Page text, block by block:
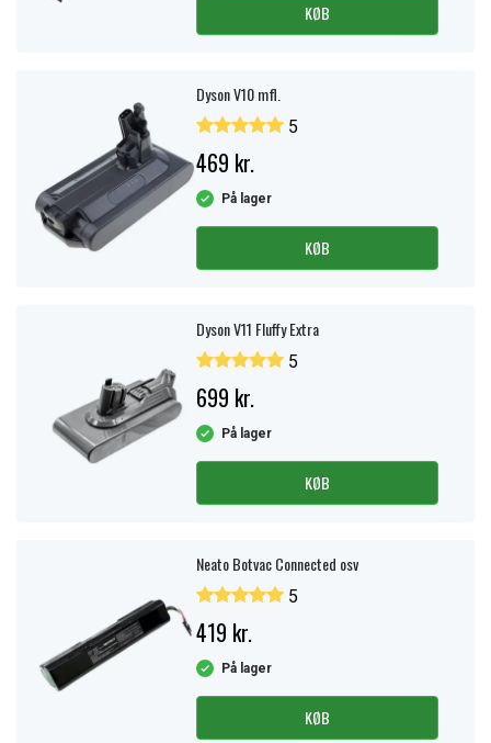
KØB
Dyson V10 mfl.
5
469 kr.
På lager
KØB
Dyson V11 Fluffy Extra
5
699 kr.
På lager
KØB
Neato Botvac Connected osv
5
419 kr.
På lager
KØB